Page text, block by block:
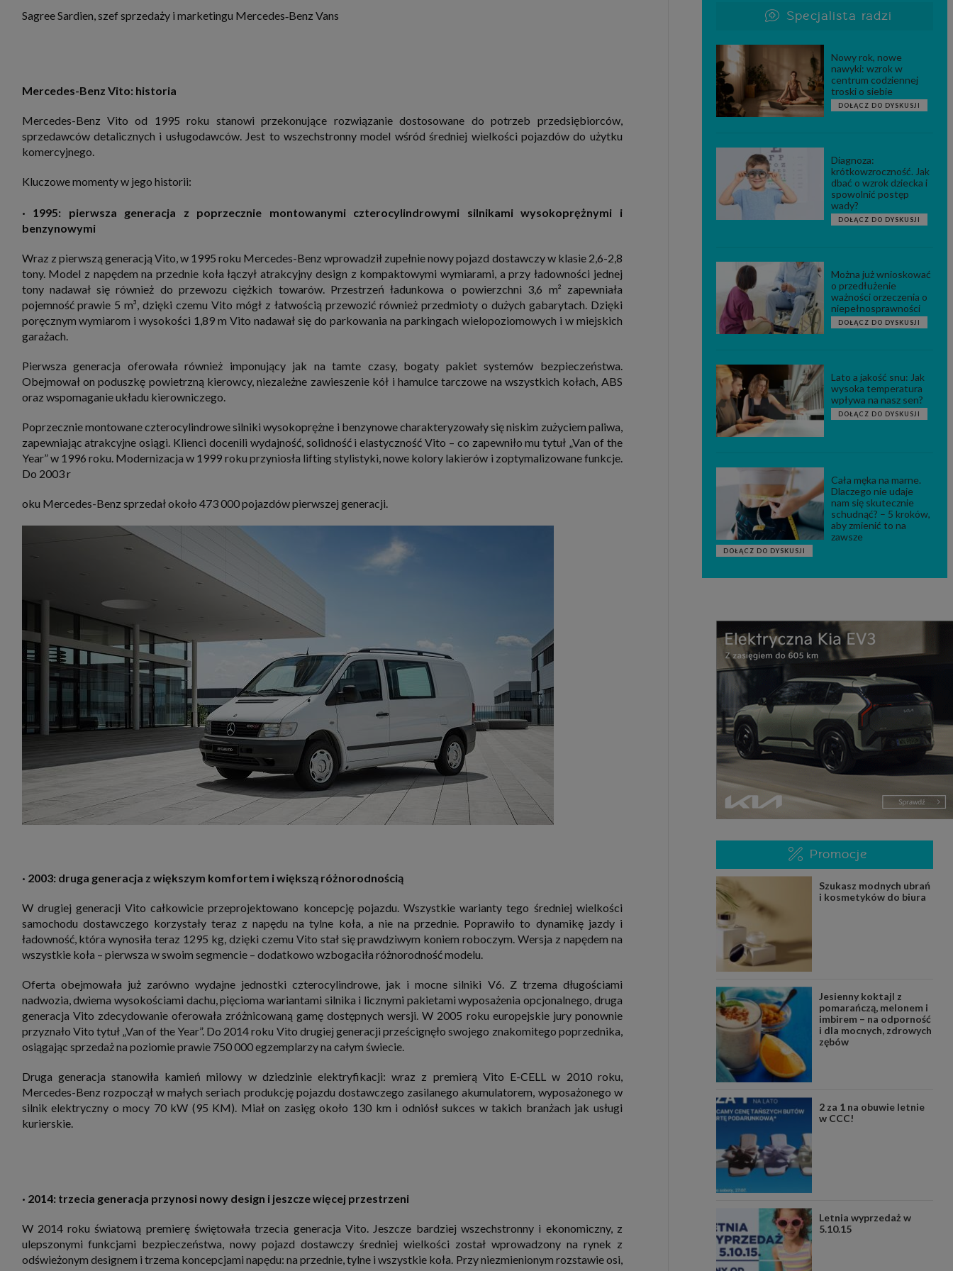
Sagree Sardien, szef sprzedaży i marketingu Mercedes‑Benz Vans
Mercedes-Benz Vito: historia
Mercedes-Benz Vito od 1995 roku stanowi przekonujące rozwiązanie dostosowane do potrzeb przedsiębiorców,
sprzedawców detalicznych i usługodawców. Jest to wszechstronny model wśród średniej wielkości pojazdów do użytku
komercyjnego.
Kluczowe momenty w jego historii:
· 1995: pierwsza generacja z poprzecznie montowanymi czterocylindrowymi silnikami wysokoprężnymi i
benzynowymi
Wraz z pierwszą generacją Vito, w 1995 roku Mercedes-Benz wprowadził zupełnie nowy pojazd dostawczy w klasie 2,6-2,8
tony. Model z napędem na przednie koła łączył atrakcyjny design z kompaktowymi wymiarami, a przy ładowności jednej
tony nadawał się również do przewozu ciężkich towarów. Przestrzeń ładunkowa o powierzchni 3,6 m² zapewniała
pojemność prawie 5 m³, dzięki czemu Vito mógł z łatwością przewozić również przedmioty o dużych gabarytach. Dzięki
poręcznym wymiarom i wysokości 1,89 m Vito nadawał się do parkowania na parkingach wielopoziomowych i w miejskich
garażach.
Pierwsza generacja oferowała również imponujący jak na tamte czasy, bogaty pakiet systemów bezpieczeństwa.
Obejmował on poduszkę powietrzną kierowcy, niezależne zawieszenie kół i hamulce tarczowe na wszystkich kołach, ABS
oraz wspomaganie układu kierowniczego.
Poprzecznie montowane czterocylindrowe silniki wysokoprężne i benzynowe charakteryzowały się niskim zużyciem paliwa,
zapewniając atrakcyjne osiągi. Klienci docenili wydajność, solidność i elastyczność Vito – co zapewniło mu tytuł „Van of the
Year” w 1996 roku. Modernizacja w 1999 roku przyniosła lifting stylistyki, nowe kolory lakierów i zoptymalizowane funkcje.
Do 2003 r
oku Mercedes-Benz sprzedał około 473 000 pojazdów pierwszej generacji.
· 2003: druga generacja z większym komfortem i większą różnorodnością
W drugiej generacji Vito całkowicie przeprojektowano koncepcję pojazdu. Wszystkie warianty tego średniej wielkości
samochodu dostawczego korzystały teraz z napędu na tylne koła, a nie na przednie. Poprawiło to dynamikę jazdy i
ładowność, która wynosiła teraz 1295 kg, dzięki czemu Vito stał się prawdziwym koniem roboczym. Wersja z napędem na
wszystkie koła – pierwsza w swoim segmencie – dodatkowo wzbogaciła różnorodność modelu.
Oferta obejmowała już zarówno wydajne jednostki czterocylindrowe, jak i mocne silniki V6. Z trzema długościami
nadwozia, dwiema wysokościami dachu, pięcioma wariantami silnika i licznymi pakietami wyposażenia opcjonalnego, druga
generacja Vito zdecydowanie oferowała zróżnicowaną gamę dostępnych wersji. W 2005 roku europejskie jury ponownie
przyznało Vito tytuł „Van of the Year”. Do 2014 roku Vito drugiej generacji prześcignęło swojego znakomitego poprzednika,
osiągając sprzedaż na poziomie prawie 750 000 egzemplarzy na całym świecie.
Druga generacja stanowiła kamień milowy w dziedzinie elektryfikacji: wraz z premierą Vito E-CELL w 2010 roku,
Mercedes-Benz rozpoczął w małych seriach produkcję pojazdu dostawczego zasilanego akumulatorem, wyposażonego w
silnik elektryczny o mocy 70 kW (95 KM). Miał on zasięg około 130 km i odniósł sukces w takich branżach jak usługi
kurierskie.
· 2014: trzecia generacja przynosi nowy design i jeszcze więcej przestrzeni
W 2014 roku światową premierę świętowała trzecia generacja Vito. Jeszcze bardziej wszechstronny i ekonomiczny, z
ulepszonymi funkcjami bezpieczeństwa, nowy pojazd dostawczy średniej wielkości został wprowadzony na rynek z
odświeżonym designem i trzema koncepcjami napędu: na przednie, tylne i wszystkie koła. Przy niezmienionym rozstawie osi,
Specjalista radzi
Nowy rok, nowe
nawyki: wzrok w
centrum codziennej
troski o siebie
DOŁĄCZ DO DYSKUSJI
Diagnoza:
krótkowzroczność. Jak
dbać o wzrok dziecka i
spowolnić postęp
wady?
DOŁĄCZ DO DYSKUSJI
Można już wnioskować
o przedłużenie
ważności orzeczenia o
niepełnosprawności
DOŁĄCZ DO DYSKUSJI
Lato a jakość snu: Jak
wysoka temperatura
wpływa na nasz sen?
DOŁĄCZ DO DYSKUSJI
Cała męka na marne.
Dlaczego nie udaje
nam się skutecznie
schudnąć? – 5 kroków,
aby zmienić to na
zawsze
DOŁĄCZ DO DYSKUSJI
Promocje
Szukasz modnych ubrań
i kosmetyków do biura
Jesienny koktajl z
pomarańczą, melonem i
imbirem – na odporność
i dla mocnych, zdrowych
zębów
2 za 1 na obuwie letnie
w CCC!
Letnia wyprzedaż w
5.10.15